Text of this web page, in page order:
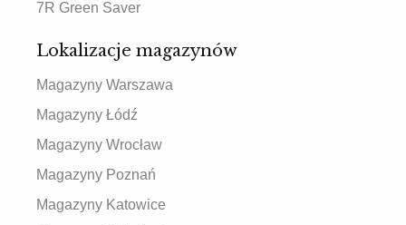
7R Green Saver
Lokalizacje magazynów
Magazyny Warszawa
Magazyny Łódź
Magazyny Wrocław
Magazyny Poznań
Magazyny Katowice